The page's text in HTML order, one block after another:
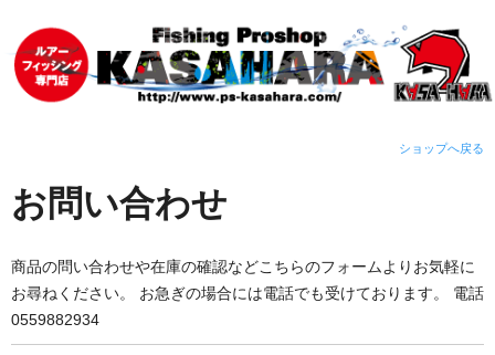
ショップへ戻る
お問い合わせ
商品の問い合わせや在庫の確認などこちらのフォームよりお気軽に
お尋ねください。 お急ぎの場合には電話でも受けております。 電話
0559882934